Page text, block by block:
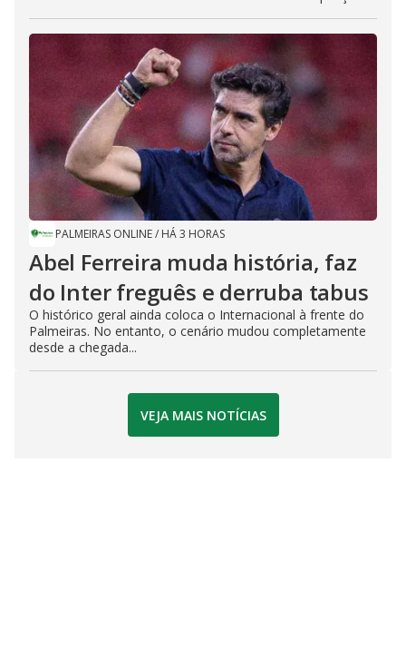
PALMEIRAS ONLINE/ HÁ 3 HORAS
Abel Ferreira muda história, faz
do Inter freguês e derruba tabus
O histórico geral ainda coloca o Internacional à frente do
Palmeiras. No entanto, o cenário mudou completamente
desde a chegada...
VEJA MAIS NOTÍCIAS